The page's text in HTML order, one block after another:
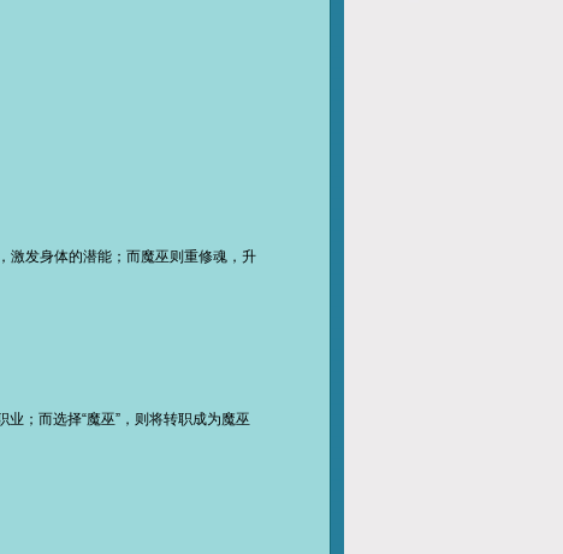
发身体的潜能；而魔巫则重修魂，升
；而选择“魔巫”，则将转职成为魔巫